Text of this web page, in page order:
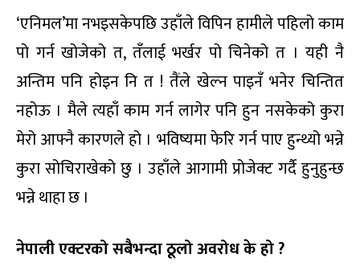
‘एनिमल’मा नभइसकेपछि उहाँले विपिन हामीले पहिलो काम
पो गर्न खोजेको त, तँलाई भर्खर पो चिनेको त । यही नै
अन्तिम पनि होइन नि त ! तैंले खेल्न पाइनँ भनेर चिन्तित
नहोऊ । मैले त्यहाँ काम गर्न लागेर पनि हुन नसकेको कुरा
मेरो आफ्नै कारणले हो । भविष्यमा फेरि गर्न पाए हुन्थ्यो भन्ने
कुरा सोचिराखेको छु । उहाँले आगामी प्रोजेक्ट गर्दै हुनुहुन्छ
भन्ने थाहा छ ।
नेपाली एक्टरको सबैभन्दा ठूलो अवरोध के हो?